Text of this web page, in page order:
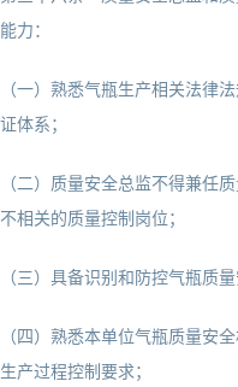
能力：
（一）熟悉气瓶生产相关法律
证体系；
（二）质量安全总监不得兼任
不相关的质量控制岗位；
（三）具备识别和防控气瓶质
（四）熟悉本单位气瓶质量安
生产过程控制要求；